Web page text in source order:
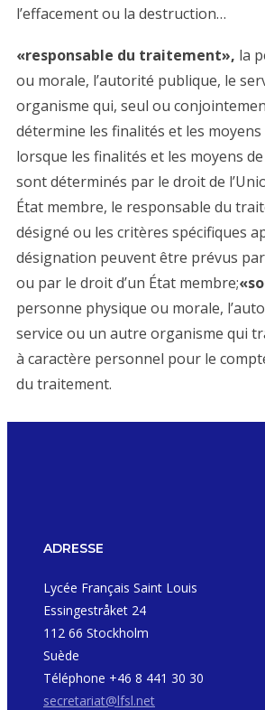
l’effacement ou la destruction…
«responsable du traitement», la
ou morale, l’autorité publique, le
organisme qui, seul ou
détermine les finalités et les
lorsque les finalités et les moyens
sont déterminés par le droit de
État membre, le responsable du
désigné ou les critères spécifiques
désignation peuvent être prévus
ou par le droit d’un État membre;
personne physique ou morale,
service ou un autre organisme qui
à caractère personnel pour le
du traitement.
ADRESSE
Lycée Français Saint Louis
Essingestråket 24
112 66 Stockholm
Suède
Téléphone +46 8 441 30 30
secretariat@lfsl.net